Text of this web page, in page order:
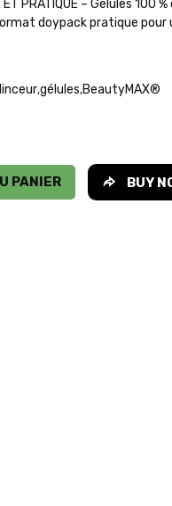
ET PRATIQUE – Gélules
doypack pratique pour
,gélules,BeautyMAX®
PANIER BUY